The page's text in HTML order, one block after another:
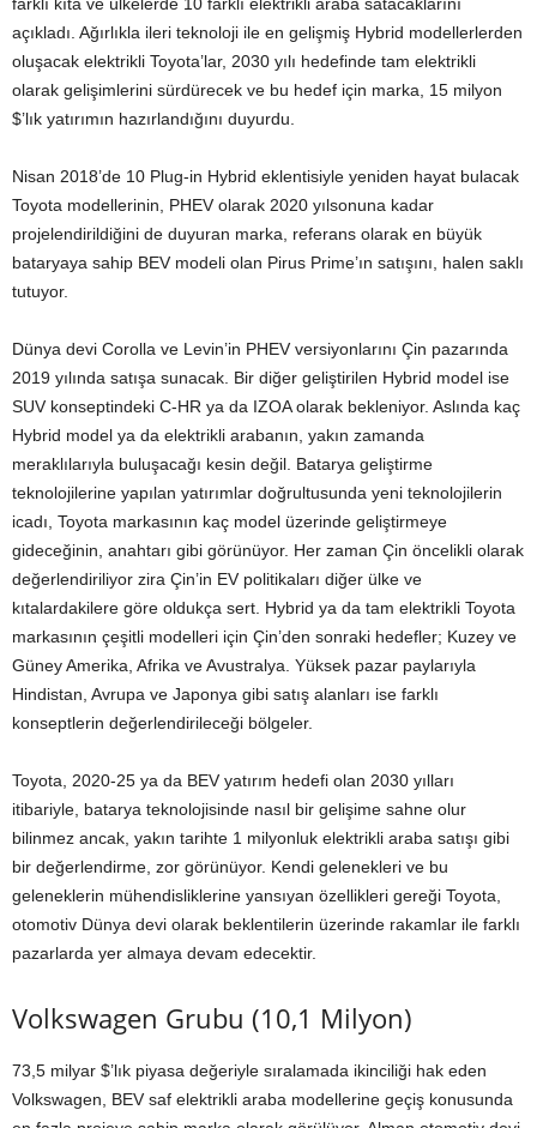
açıkladı. Ağırlıkla ileri teknoloji ile en gelişmiş Hybrid modellerlerden
oluşacak elektrikli Toyota’lar, 2030 yılı hedefinde tam elektrikli
olarak gelişimlerini sürdürecek ve bu hedef için marka, 15 milyon
$’lık yatırımın hazırlandığını duyurdu.
Nisan 2018’de 10 Plug-in Hybrid eklentisiyle yeniden hayat bulacak
Toyota modellerinin, PHEV olarak 2020 yılsonuna kadar
projelendirildiğini de duyuran marka, referans olarak en büyük
bataryaya sahip BEV modeli olan Pirus Prime’ın satışını, halen saklı
tutuyor.
Dünya devi Corolla ve Levin’in PHEV versiyonlarını Çin pazarında
2019 yılında satışa sunacak. Bir diğer geliştirilen Hybrid model ise
SUV konseptindeki C-HR ya da IZOA olarak bekleniyor. Aslında kaç
Hybrid model ya da elektrikli arabanın, yakın zamanda
meraklılarıyla buluşacağı kesin değil. Batarya geliştirme
teknolojilerine yapılan yatırımlar doğrultusunda yeni teknolojilerin
icadı, Toyota markasının kaç model üzerinde geliştirmeye
gideceğinin, anahtarı gibi görünüyor. Her zaman Çin öncelikli olarak
değerlendiriliyor zira Çin’in EV politikaları diğer ülke ve
kıtalardakilere göre oldukça sert. Hybrid ya da tam elektrikli Toyota
markasının çeşitli modelleri için Çin’den sonraki hedefler; Kuzey ve
Güney Amerika, Afrika ve Avustralya. Yüksek pazar paylarıyla
Hindistan, Avrupa ve Japonya gibi satış alanları ise farklı
konseptlerin değerlendirileceği bölgeler.
Toyota, 2020-25 ya da BEV yatırım hedefi olan 2030 yılları
itibariyle, batarya teknolojisinde nasıl bir gelişime sahne olur
bilinmez ancak, yakın tarihte 1 milyonluk elektrikli araba satışı gibi
bir değerlendirme, zor görünüyor. Kendi gelenekleri ve bu
geleneklerin mühendisliklerine yansıyan özellikleri gereği Toyota,
otomotiv Dünya devi olarak beklentilerin üzerinde rakamlar ile farklı
pazarlarda yer almaya devam edecektir.
Volkswagen Grubu (10,1 Milyon)
73,5 milyar $’lık piyasa değeriyle sıralamada ikinciliği hak eden
Volkswagen, BEV saf elektrikli araba modellerine geçiş konusunda